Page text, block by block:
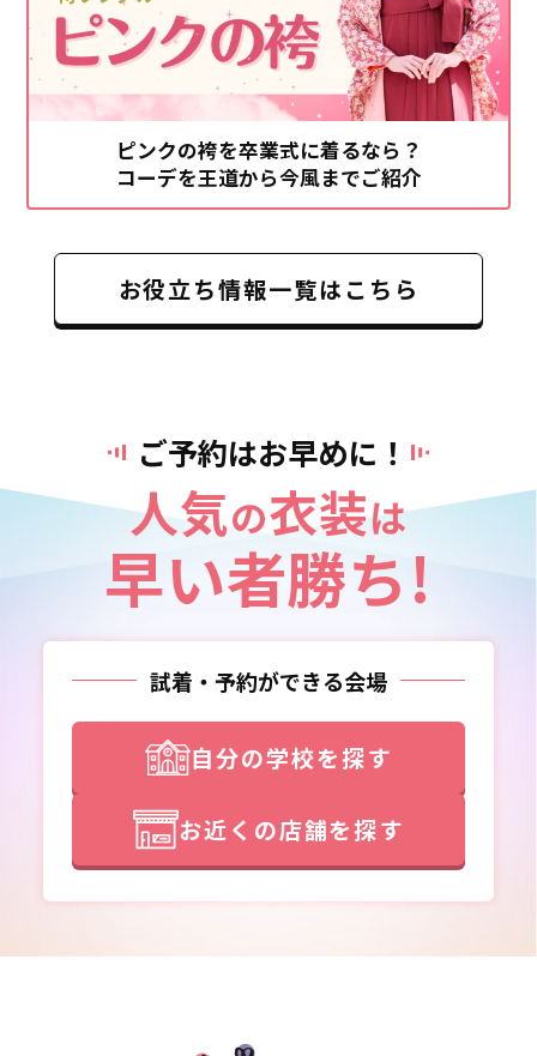
ピンクの袴を卒業式に着るなら？
コーデを王道から今風までご紹介
お役立ち情報一覧はこちら
ご予約はお早めに！
人気の衣装は
早い者勝ち!
試着・予約ができる会場
自分の学校を探す
お近くの店舗を探す